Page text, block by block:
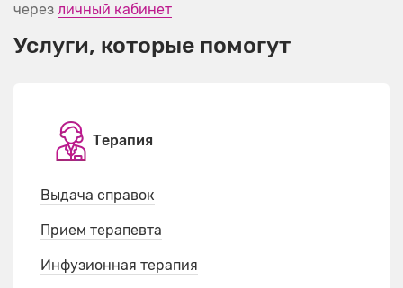
через личный кабинет
Услуги, которые помогут
Терапия
Выдача справок
Прием терапевта
Инфузионная терапия